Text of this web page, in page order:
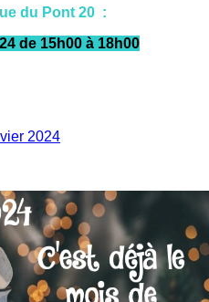
du Pont 20 :
de 15h00 à 18h00
2024